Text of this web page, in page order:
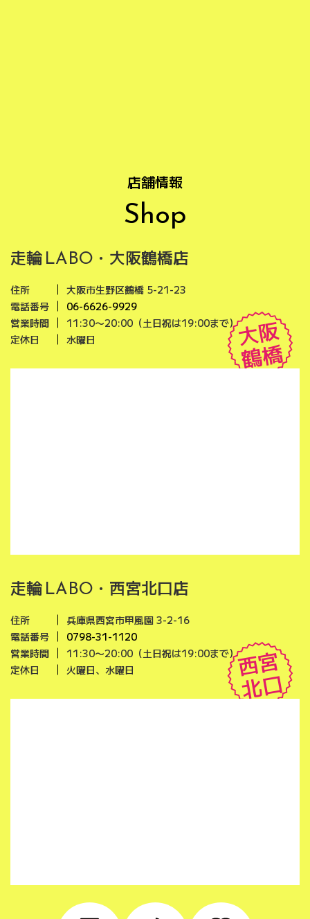
店舗情報
Shop
走輪 LABO ・大阪鶴橋店
住所
大阪市生野区鶴橋 5-21-23
電話番号
06-6626-9929
営業時間
11:30〜20:00（土日祝は19:00まで）
定休日
水曜日 大阪
鶴橋
走輪 LABO ・西宮北口店
住所
兵庫県西宮市甲風園 3-2-16
電話番号
0798-31-1120
営業時間
11:30〜20:00（土日祝は19:00まで）
定休日
火曜日、水曜日 西宮
北口